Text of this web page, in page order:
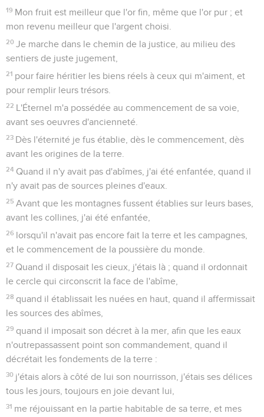
19 Mon fruit est meilleur que l'or fin, même que l'or pur ; et
mon revenu meilleur que l'argent choisi.
20 Je marche dans le chemin de la justice, au milieu des
sentiers de juste jugement,
21 pour faire héritier les biens réels à ceux qui m'aiment, et
pour remplir leurs trésors.
22 L'Éternel m'a possédée au commencement de sa voie,
avant ses oeuvres d'ancienneté.
23 Dès l'éternité je fus établie, dès le commencement, dès
avant les origines de la terre.
24 Quand il n'y avait pas d'abîmes, j'ai été enfantée, quand il
n'y avait pas de sources pleines d'eaux.
25 Avant que les montagnes fussent établies sur leurs bases,
avant les collines, j'ai été enfantée,
26 lorsqu'il n'avait pas encore fait la terre et les campagnes,
et le commencement de la poussière du monde.
27 Quand il disposait les cieux, j'étais là ; quand il ordonnait
le cercle qui circonscrit la face de l'abîme,
28 quand il établissait les nuées en haut, quand il affermissait
les sources des abîmes,
29 quand il imposait son décret à la mer, afin que les eaux
n'outrepassassent point son commandement, quand il
décrétait les fondements de la terre :
30 j'étais alors à côté de lui son nourrisson, j'étais ses délices
tous les jours, toujours en joie devant lui,
31 me réjouissant en la partie habitable de sa terre, et mes